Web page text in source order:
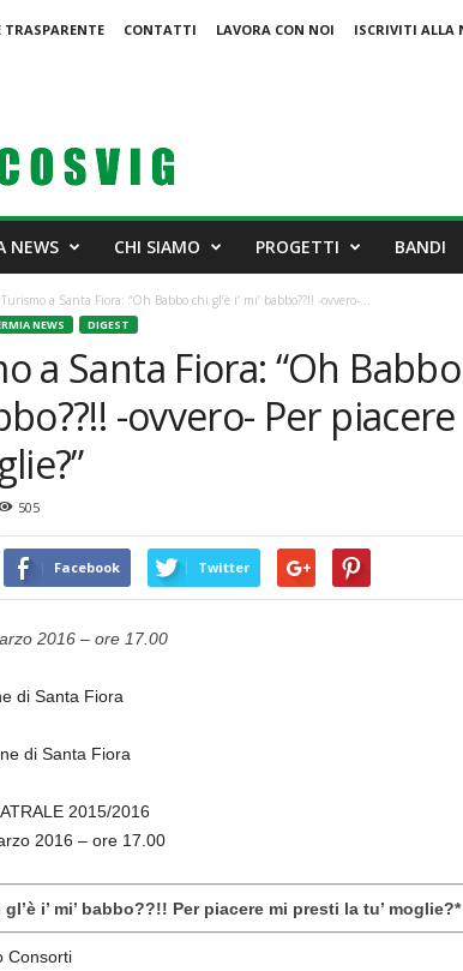
CONTATTI LAVORA CON NOI ISCRIVITI ALLA
NEWS CHI SIAMO PROGETTI BANDI
Turismo a Santa Fiora: “Oh Babbo chi gl’è i’ mi’ babbo??!! -ovvero-...
NEWS DIGEST
a Santa Fiora: “Oh Babbo
-ovvero- Per
505
Facebook Twitter
2016 – ore 17.00
di Santa Fiora
di Santa Fiora
2015/2016
2016 – ore 17.00
i’ mi’ babbo??!! Per piacere mi presti la tu’ moglie?*
Consorti